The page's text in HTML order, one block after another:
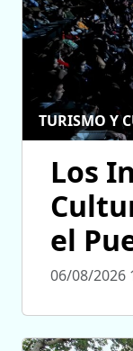
TURISMO Y
Los
el
06/08/2026